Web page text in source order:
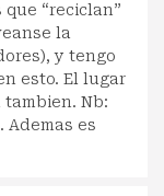
“reciclan”
la
y tengo
esto. El lugar
Nb:
Ademas es